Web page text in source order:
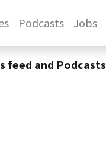
Podcasts Jobs
feed and Podcasts